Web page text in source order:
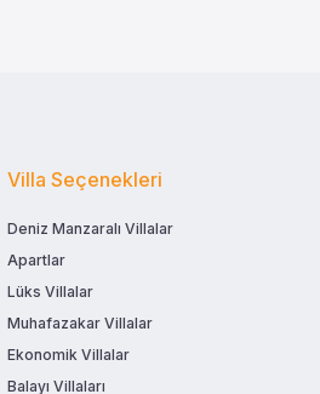
Villa Seçenekleri
Deniz Manzaralı Villalar
Apartlar
Lüks Villalar
Muhafazakar Villalar
Ekonomik Villalar
Balayı Villaları